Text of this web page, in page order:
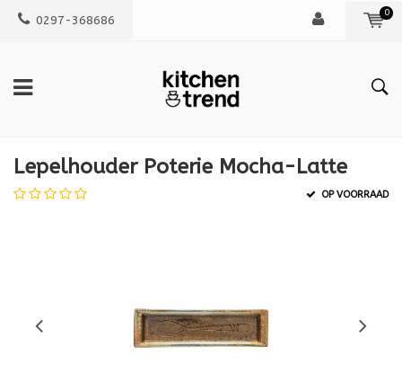
0297-368686
0
Lepelhouder Poterie Mocha-Latte
OP VOORRAAD